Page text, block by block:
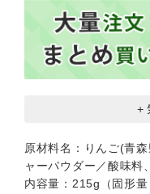
+
原材料名：りんご(青
ャーパウダー／酸味料
内容量：215g（固形量